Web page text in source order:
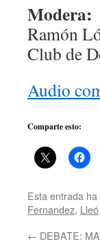
Modera:
Ramón
Club de
Audio
Comparte esto:
Esta entrada
Fernandez, Lleó,
← DEBATE: